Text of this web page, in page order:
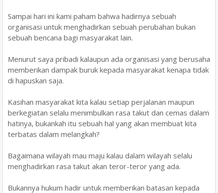
Sampai hari ini kami paham bahwa hadirnya sebuah
organisasi untuk menghadirkan sebuah perubahan bukan
sebuah bencana bagi masyarakat lain.
Menurut saya pribadi kalaupun ada organisasi yang berusaha
memberikan dampak buruk kepada masyarakat kenapa tidak
di hapuskan saja.
Kasihan masyarakat kita kalau setiap perjalanan maupun
berkegiatan selalu menimbulkan rasa takut dan cemas dalam
hatinya, bukankah itu sebuah hal yang akan membuat kita
terbatas dalam melangkah?
Bagaimana wilayah mau maju kalau dalam wilayah selalu
menghadirkan rasa takut akan teror-teror yang ada.
Bukannya hukum hadir untuk memberikan batasan kepada